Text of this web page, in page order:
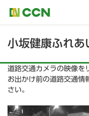
小坂健康ふれあ
道路交通カメラの映像を
お出かけ前の道路交通情
さい。